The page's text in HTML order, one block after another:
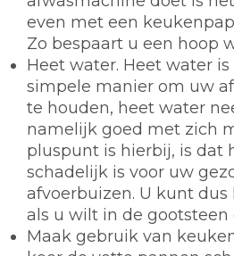
even met een
Zo bespaart u een hoop
Heet water. Heet water
simpele manier om uw
te houden, heet water
namelijk goed met zich
pluspunt is hierbij, is dat
schadelijk is voor uw
afvoerbuizen. U kunt
als u wilt in de gootsteen
Maak gebruik van